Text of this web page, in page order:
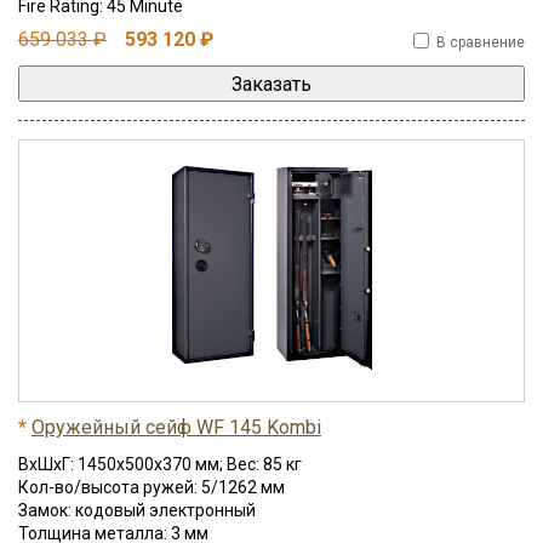
В сравнение
Fire Rating: 45 Minute
659 033 ₽ 593 120 ₽
* Оружейный сейф WF 145 Kombi
ВхШхГ: 1450x500x370 мм; Вес: 85 кг
Кол-во/высота ружей: 5/1262 мм
Замок: кодовый электронный
Толщина металла: 3 мм